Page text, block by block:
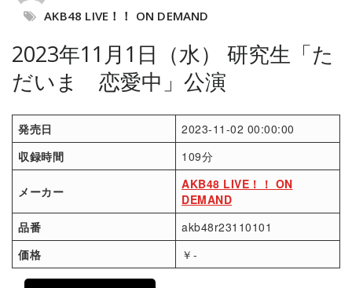
AKB48 LIVE！！ ON DEMAND
2023年11月1日（水） 研究生「た
だいま 恋愛中」公演
発売日
2023-11-02 00:00:00
収録時間
109分
メーカー
AKB48 LIVE！！ ON
DEMAND
品番
akb48r23110101
価格
￥-